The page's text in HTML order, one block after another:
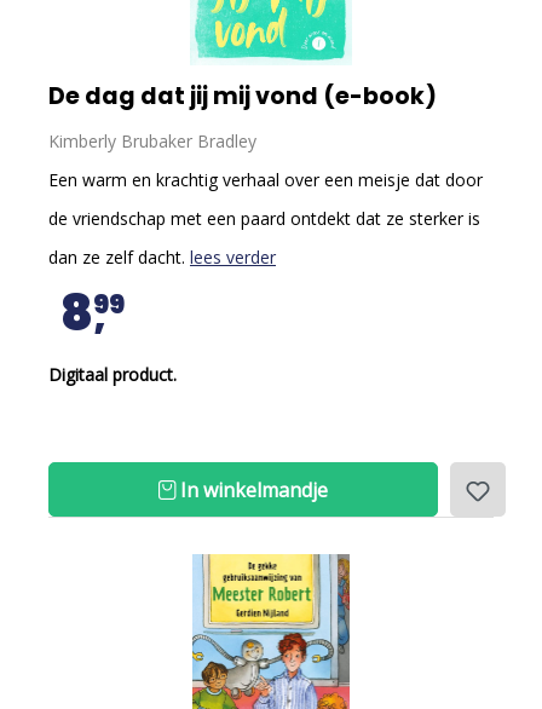
De dag dat jij mij vond (e-book)
Kimberly Brubaker Bradley
Een warm en krachtig verhaal over een meisje dat door
de vriendschap met een paard ontdekt dat ze sterker is
dan ze zelf dacht. lees verder
899
Digitaal product.
In winkelmandje